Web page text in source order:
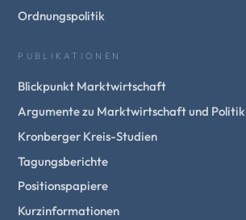
Ordnungspolitik
PUBLIKATIONEN
Blickpunkt Marktwirtschaft
Argumente zu Marktwirtschaft und Politik
Kronberger Kreis-Studien
Tagungsberichte
Positionspapiere
Kurzinformationen